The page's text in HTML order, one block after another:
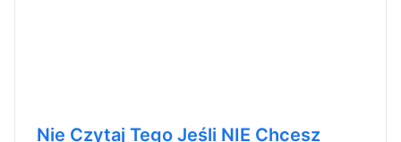
Nie Czytaj Tego Jeśli NIE Chcesz